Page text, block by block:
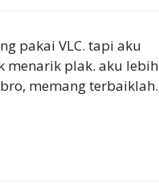
pakai VLC. tapi aku
menarik plak. aku lebih
memang terbaiklah.